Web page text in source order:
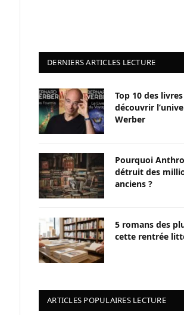
DERNIERS ARTICLES LECTURE
Top 10 des
découvrir
Werber
Pourquoi
détruit des
anciens ?
5 romans des
cette rentrée
ARTICLES POPULAIRES LECTURE